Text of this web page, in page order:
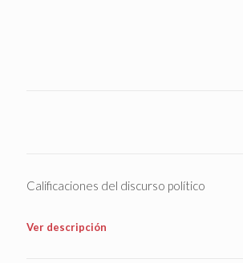
Calificaciones del discurso político
Ver descripción